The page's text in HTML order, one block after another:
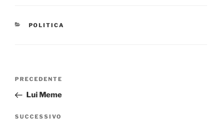
CATEGORIE
POLITICA
Navigazione
Articolo
precedente:
PRECEDENTE
Lui Meme
Articolo
SUCCESSIVO